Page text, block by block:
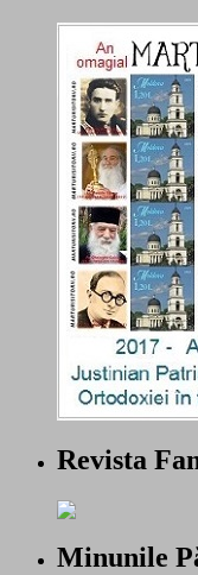
Revista
Minunile